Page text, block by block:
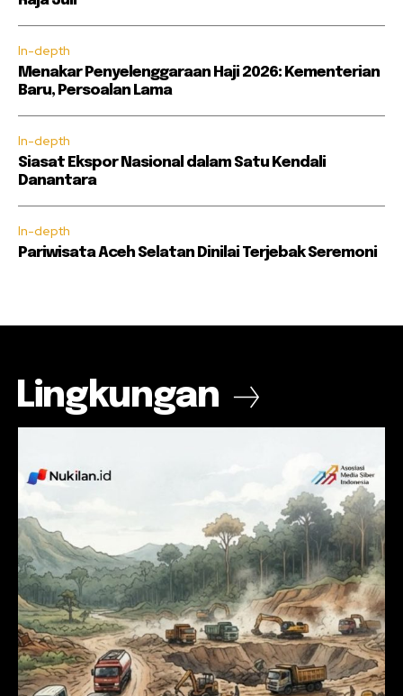
In-depth
Menakar Penyelenggaraan Haji 2026: Kementerian
Baru, Persoalan Lama
In-depth
Siasat Ekspor Nasional dalam Satu Kendali
Danantara
In-depth
Pariwisata Aceh Selatan Dinilai Terjebak Seremoni
Lingkungan